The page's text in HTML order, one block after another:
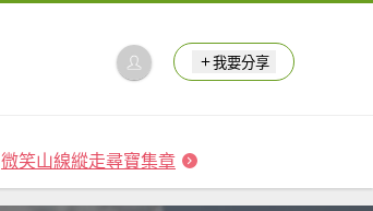
我要分享
微笑山線縱走尋寶集章